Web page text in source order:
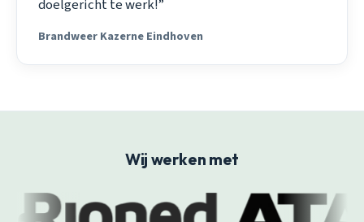
doelgericht te werk!”
Brandweer Kazerne Eindhoven
Wij werken met